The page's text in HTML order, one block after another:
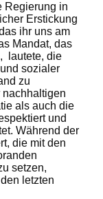
Regierung in
Erstickung
ihr uns am
Mandat, das
lautete, die
sozialer
zu
nachhaltigen
als auch die
und
Während der
die mit den
setzen,
letzten